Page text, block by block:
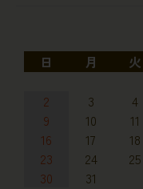
日
月 火
2
3 4
9
10 11
16
17 18
23
24 25
30
31